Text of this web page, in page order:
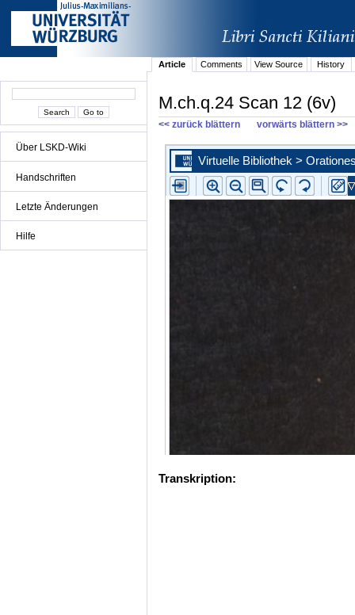
Über LSKD-Wiki
Handschriften
Letzte Änderungen
Hilfe
Article Comments View Source History
M.ch.q.24 Scan 12 (6v)
<< zurück blättern vorwärts blättern >>
Transkription: